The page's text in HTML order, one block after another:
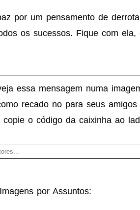
por um pensamento de
os sucessos. Fique com
essa mensagem numa
recado no para seus amigos
copie o código da caixinha ao
por Assuntos: